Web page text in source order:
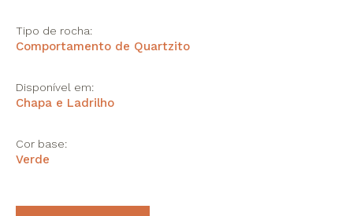
Tipo de rocha:
Comportamento de Quartzito
Disponível em:
Chapa e Ladrilho
Cor base:
Verde